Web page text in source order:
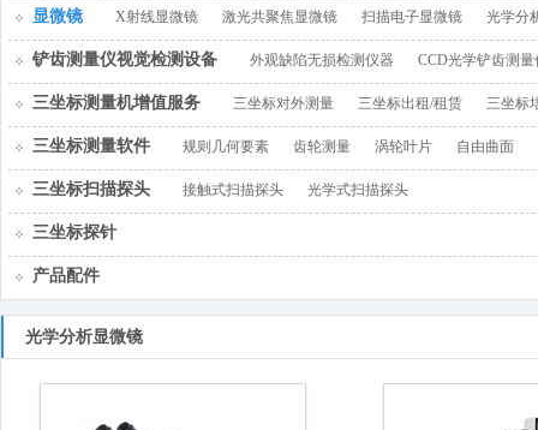
显微镜 X射线显微镜 激光共聚焦显微镜 扫描电子显微镜 光学分
铲齿测量仪视觉检测设备 外观缺陷无损检测仪器 CCD光学铲齿测量
三坐标测量机增值服务 三坐标对外测量 三坐标出租/租赁 三坐标
三坐标测量软件 规则几何要素 齿轮测量 涡轮叶片 自由曲面
三坐标扫描探头 接触式扫描探头 光学式扫描探头
三坐标探针
产品配件
光学分析显微镜